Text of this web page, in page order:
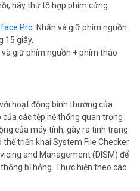
hãy thử tổ hợp phím cứng:
Pro: Nhấn và giữ phím nguồn
15 giây.
và giữ phím nguồn + phím tháo
hoạt động bình thường của
các tệp hệ thống quan trọng
của máy tính, gây ra tình trạng
thể triển khai System File Checker
and Management (DISM) để
bị hỏng. Thực hiện theo các